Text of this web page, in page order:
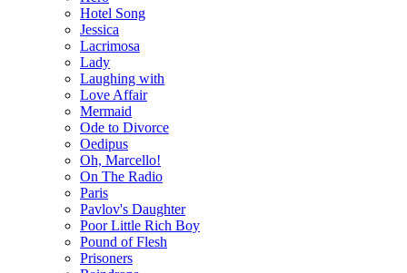
Hotel Song
Jessica
Lacrimosa
Lady
Laughing with
Love Affair
Mermaid
Ode to Divorce
Oedipus
Oh, Marcello!
On The Radio
Paris
Pavlov's Daughter
Poor Little Rich Boy
Pound of Flesh
Prisoners